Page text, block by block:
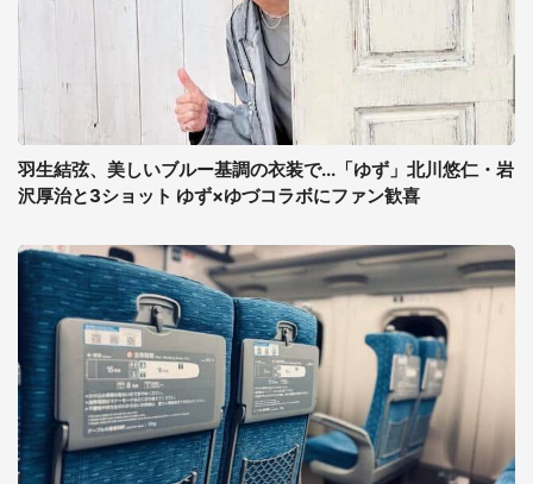
羽生結弦、美しいブルー基調の衣装で...「ゆず」北川悠仁・岩
沢厚治と3ショット ゆず×ゆづコラボにファン歓喜